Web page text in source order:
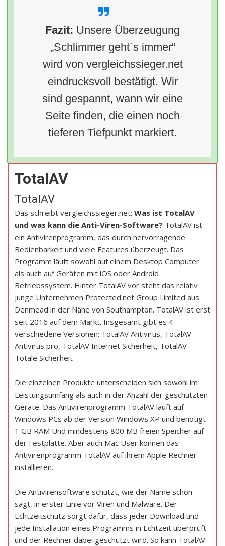
Fazit: Unsere Überzeugung
„Schlimmer geht´s immer“
wird von vergleichssieger.net
eindrucksvoll bestätigt. Wir
sind gespannt, wann wir eine
Seite finden, die einen noch
tieferen Tiefpunkt markiert.
TotalAV
TotalAV
Das schreibt vergleichssieger.net: Was ist TotalAV
und was kann die Anti-Viren-Software? TotalAV ist
ein Antivirenprogramm, das durch hervorragende
Bedienbarkeit und viele Features überzeugt. Das
Programm läuft sowohl auf einem Desktop Computer
als auch auf Geräten mit iOS oder Android
Betriebssystem. Hinter TotalAV vor steht das relativ
junge Unternehmen Protected.net Group Limited aus
Denmead in der Nähe von Southampton. TotalAV ist erst
seit 2016 auf dem Markt. Insgesamt gibt es 4
verschiedene Versionen: TotalAV Antivirus, TotalAV
Antivirus pro, TotalAV Internet Sicherheit, TotalAV
Totale Sicherheit
Die einzelnen Produkte unterscheiden sich sowohl im
Leistungsumfang als auch in der Anzahl der geschützten
Geräte. Das Antivirenprogramm TotalAV läuft auf
Windows PCs ab der Version Windows XP und benötigt
1 GB RAM Und mindestens 800 MB freien Speicher auf
der Festplatte. Aber auch Mac User können das
Antivirenprogramm TotalAV auf ihrem Apple Rechner
installieren.
Die Antivirensoftware schützt, wie der Name schon
sagt, in erster Linie vor Viren und Malware. Der
Echtzeitschutz sorgt dafür, dass jeder Download und
jede Installation eines Programms in Echtzeit überprüft
und der Rechner dabei geschützt wird. So kann TotalAV